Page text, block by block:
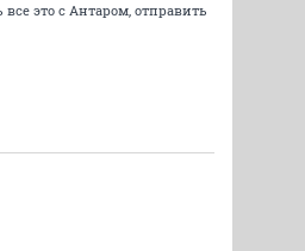
это с Антаром, отправить